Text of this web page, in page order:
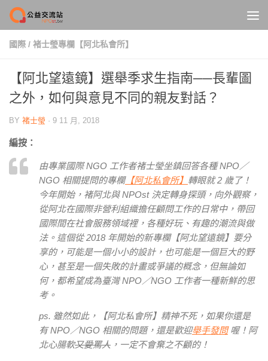
Skip to content
國際 / 褚士瑩專欄【阿北私會所】
【阿北望遠鏡】選舉季求生指南──長輩圖
之外，如何與意見不同的親友對話？
BY 褚士瑩 · 9 11 月, 2018
編按：
由專業國際 NGO 工作者褚士瑩坐鎮回答各種 NPO／
NGO 相關提問的專欄【阿北私會所】 轉眼就 2 歲了！
今年開始，褚阿北與 NPOst 決定轉身探頭，向外觀察，
從阿北在國際非營利組織擔任顧問工作的日常中，帶回
國際間在社會服務領域裡，各種好玩、有趣的潮流與做
法。這個從 2018 年開始的新專欄【阿北望遠鏡】要分
享的，可能是一個小小的設計，也可能是一個巨大的野
心，甚至是一個失敗的計畫或爭議的概念，但無論如
何，都希望成為臺灣 NPO／NGO 工作者一種新鮮的思
考。
ps. 雖然如此，【阿北私會所】精神不死，如果你還是
有 NPO／NGO 相關的問題，還是歡迎舉手發問喔！阿
北心腸軟又愛罵人 ，一定不會棄之不顧的！